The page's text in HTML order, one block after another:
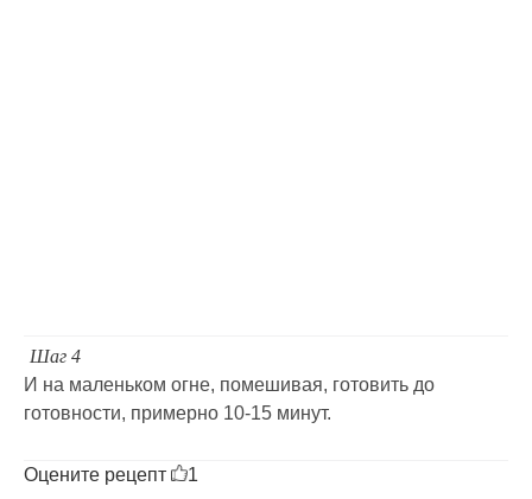
Шаг 4
И на маленьком огне, помешивая, готовить до
готовности, примерно 10-15 минут.
Оцените рецепт 1